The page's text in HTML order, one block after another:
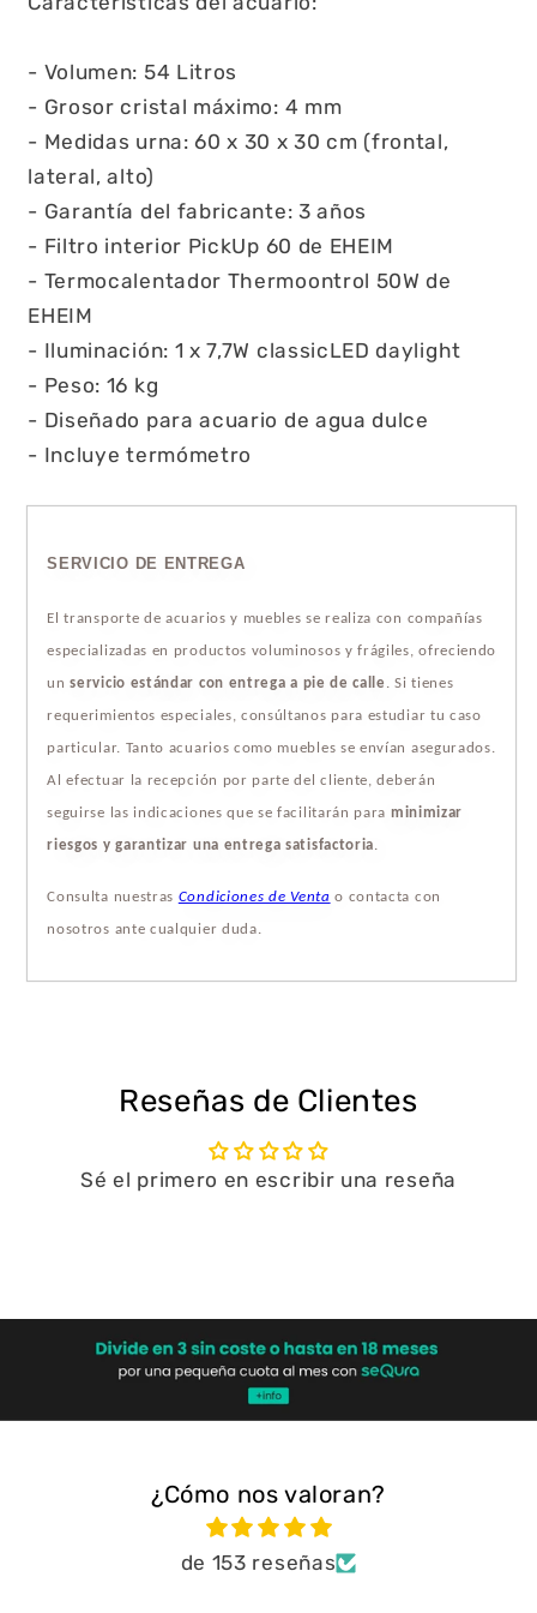
- Volumen: 54 Litros
- Grosor cristal máximo: 4 mm
- Medidas urna: 60 x 30 x 30 cm (frontal,
lateral, alto)
- Garantía del fabricante: 3 años
- Filtro interior PickUp 60 de EHEIM
- Termocalentador Thermoontrol 50W de
EHEIM
- Iluminación: 1 x 7,7W classicLED daylight
- Peso: 16 kg
- Diseñado para acuario de agua dulce
- Incluye termómetro
SERVICIO DE ENTREGA
El transporte de acuarios y muebles se realiza con compañías
especializadas en productos voluminosos y frágiles, ofreciendo
unservicio estándar con entrega a pie de calle . Si tienes
requerimientos especiales, consúltanos para estudiar tu caso
particular. Tanto acuarios como muebles se envían asegurados.
Al efectuar la recepción por parte del cliente, deberán
seguirse las indicaciones que se facilitarán para minimizar
riesgos y garantizar una entrega satisfactoria.
Consulta nuestras Condiciones de Venta o contacta con
nosotros ante cualquier duda.
Reseñas de Clientes
Sé el primero en escribir una reseña
¿Cómo nos valoran?
de 153 reseñas